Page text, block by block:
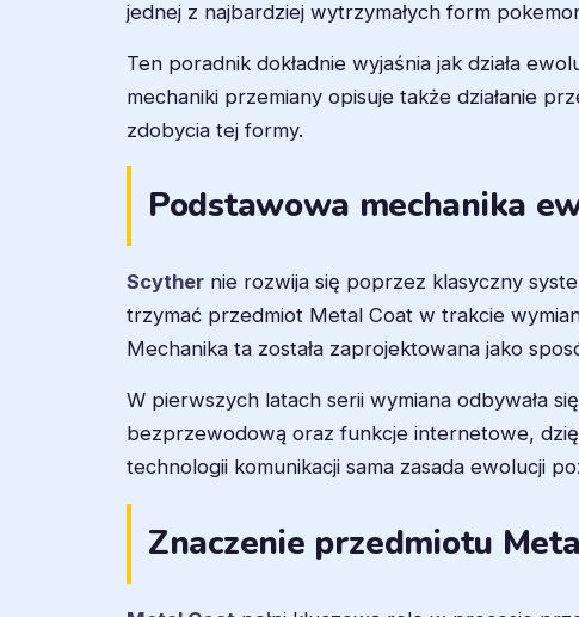
jednej z najbardziej wytrzymałych form
Ten poradnik dokładnie wyjaśnia jak działa
mechaniki przemiany opisuje także działanie
zdobycia tej formy.
Podstawowa mechanika
Scyther nie rozwija się poprzez klasyczny
trzymać przedmiot Metal Coat w trakcie
Mechanika ta została zaprojektowana jako
W pierwszych latach serii wymiana odbywała
bezprzewodową oraz funkcje internetowe,
technologii komunikacji sama zasada ewolucji
Znaczenie przedmiotu